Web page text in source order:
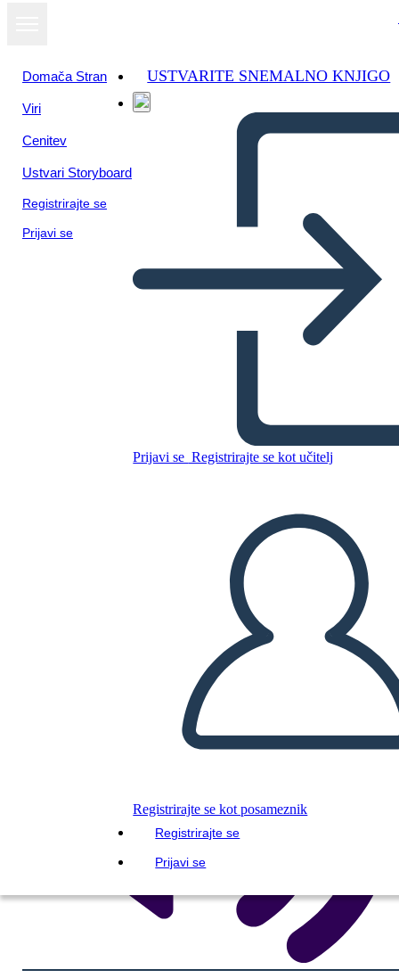
Domača Stran
Viri
Cenitev
Ustvari Storyboard
Registrirajte se
Prijavi se
USTVARITE SNEMALNO KNJIGO
Prijavi se Registrirajte se kot učitelj
Registrirajte se kot posameznik
Registrirajte se
Prijavi se
Sweet Clara and the Freedom
Quilt Summary
USTVARITE SNEMALNO KNJIGO
PREDVAJANJE DIAPROJEKCIJE
PREBERI MI